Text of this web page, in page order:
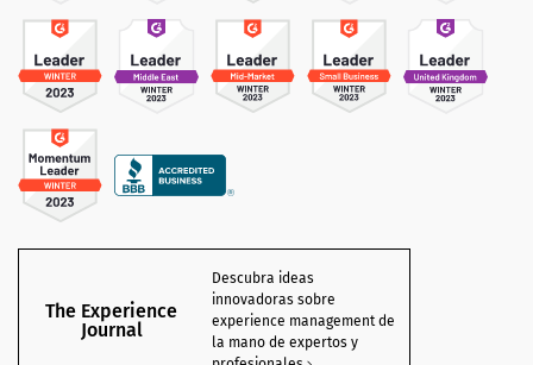
The Experience
Journal
Descubra ideas
innovadoras sobre
experience management de
la mano de expertos y